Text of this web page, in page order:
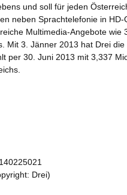
und soll für jeden
neben Sprachtelefonie in HD-
Multimedia-Angebote wie
Mit 3. Jänner 2013 hat Drei
per 30. Juni 2013 mit 3,337
Drei)